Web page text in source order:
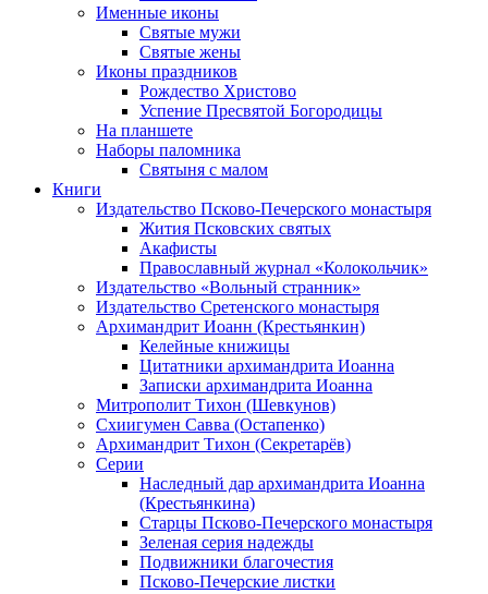
Именные иконы
Святые мужи
Святые жены
Иконы праздников
Рождество Христово
Успение Пресвятой Богородицы
На планшете
Наборы паломника
Святыня с малом
Книги
Издательство Псково-Печерского монастыря
Жития Псковских святых
Акафисты
Православный журнал «Колокольчик»
Издательство «Вольный странник»
Издательство Сретенского монастыря
Архимандрит Иоанн (Крестьянкин)
Келейные книжицы
Цитатники архимандрита Иоанна
Записки архимандрита Иоанна
Митрополит Тихон (Шевкунов)
Схиигумен Савва (Остапенко)
Архимандрит Тихон (Секретарёв)
Серии
Наследный дар архимандрита Иоанна
(Крестьянкина)
Старцы Псково-Печерского монастыря
Зеленая серия надежды
Подвижники благочестия
Псково-Печерские листки